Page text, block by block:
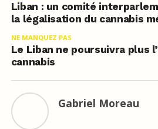
Liban : un comité
la légalisation du cannabis
NE MANQUEZ PAS
Le Liban ne poursuivra plus
cannabis
Gabriel Moreau